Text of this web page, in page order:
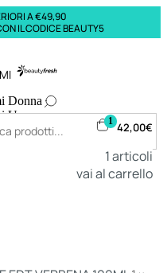
A €49,90
IL CODICE BEAUTY5
Donna
Uomo
Donna
1 42,00€
1articoli
vai al carrello